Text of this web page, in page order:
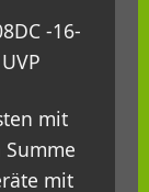
-16-
mit
mit